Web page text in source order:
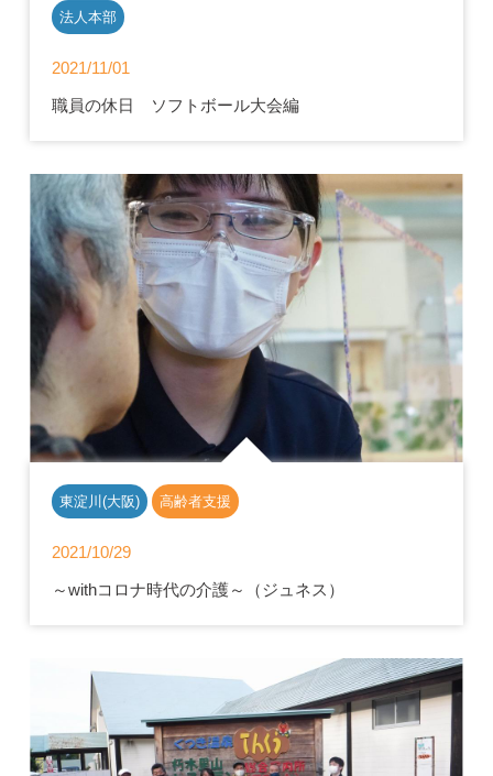
法人本部
2021/11/01
職員の休日 ソフトボール大会編
東淀川(大阪) 高齢者支援
2021/10/29
～withコロナ時代の介護～（ジュネス）